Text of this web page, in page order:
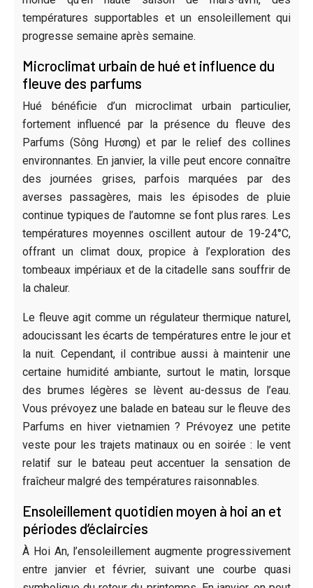
températures supportables et un ensoleillement qui
progresse semaine après semaine.
Microclimat urbain de hué et influence du
fleuve des parfums
Hué bénéficie d’un microclimat urbain particulier,
fortement influencé par la présence du fleuve des
Parfums (Sông Hương) et par le relief des collines
environnantes. En janvier, la ville peut encore connaître
des journées grises, parfois marquées par des
averses passagères, mais les épisodes de pluie
continue typiques de l’automne se font plus rares. Les
températures moyennes oscillent autour de 19-24°C,
offrant un climat doux, propice à l’exploration des
tombeaux impériaux et de la citadelle sans souffrir de
la chaleur.
Le fleuve agit comme un régulateur thermique naturel,
adoucissant les écarts de températures entre le jour et
la nuit. Cependant, il contribue aussi à maintenir une
certaine humidité ambiante, surtout le matin, lorsque
des brumes légères se lèvent au-dessus de l’eau.
Vous prévoyez une balade en bateau sur le fleuve des
Parfums en hiver vietnamien ? Prévoyez une petite
veste pour les trajets matinaux ou en soirée : le vent
relatif sur le bateau peut accentuer la sensation de
fraîcheur malgré des températures raisonnables.
Ensoleillement quotidien moyen à hoi an et
périodes d’éclaircies
À Hoi An, l’ensoleillement augmente progressivement
entre janvier et février, suivant une courbe quasi